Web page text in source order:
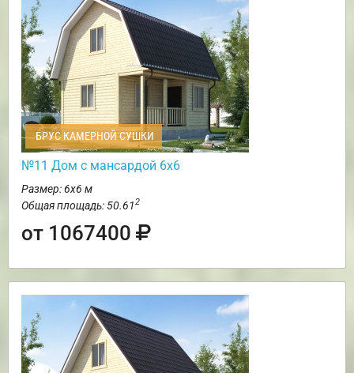
БРУС КАМЕРНОЙ СУШКИ
№11 Дом с мансардой 6х6
Размер: 6х6 м
Общая площадь: 50.612
от 1067400